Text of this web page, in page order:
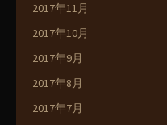
2017年11月
2017年10月
2017年9月
2017年8月
2017年7月